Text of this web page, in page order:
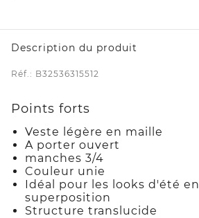
Description du produit
Réf.: B32536315512
Points forts
Veste légère en maille
A porter ouvert
manches 3/4
Couleur unie
Idéal pour les looks d'été en
superposition
Structure translucide